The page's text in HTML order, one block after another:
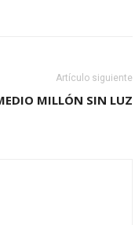
Artículo siguiente
MILLÓN SIN LUZ